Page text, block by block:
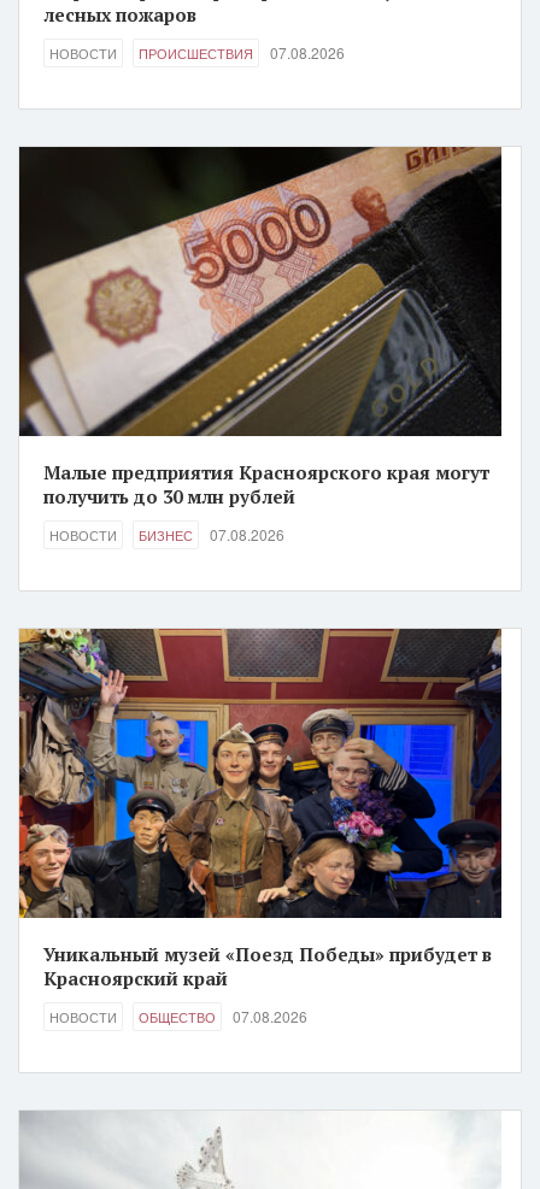
лесных пожаров
НОВОСТИ ПРОИСШЕСТВИЯ 07.08.2026
Малые предприятия Красноярского края могут
получить до 30 млн рублей
НОВОСТИ БИЗНЕС 07.08.2026
Уникальный музей «Поезд Победы» прибудет в
Красноярский край
НОВОСТИ ОБЩЕСТВО 07.08.2026